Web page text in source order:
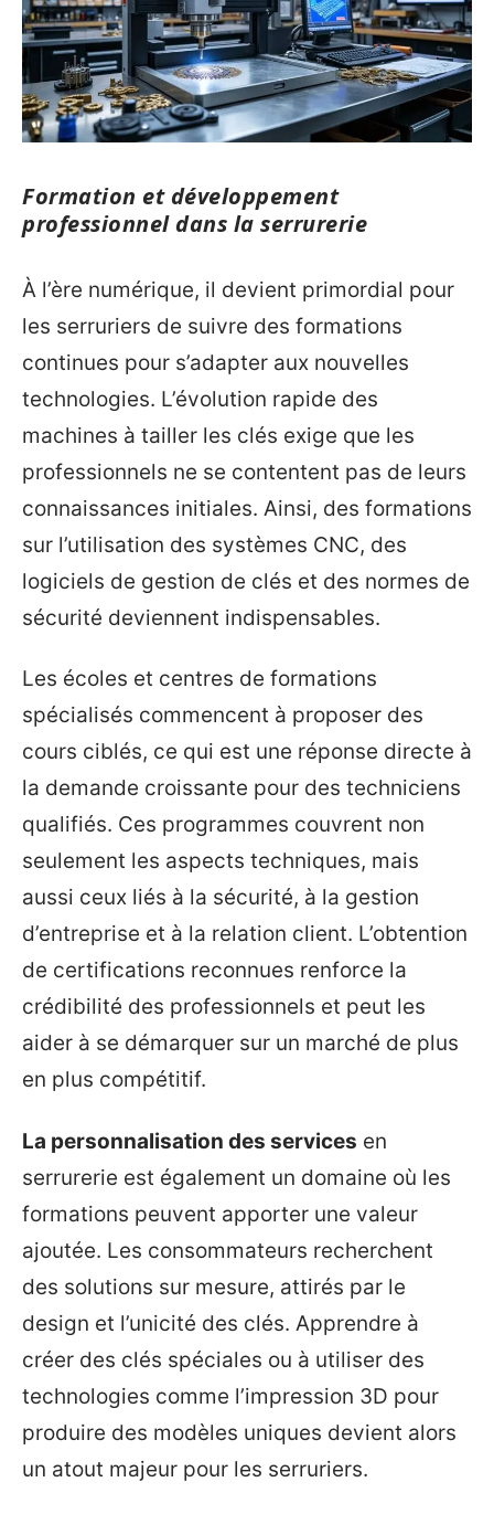
Formation et développement
professionnel dans la serrurerie
À l’ère numérique, il devient primordial pour
les serruriers de suivre des formations
continues pour s’adapter aux nouvelles
technologies. L’évolution rapide des
machines à tailler les clés exige que les
professionnels ne se contentent pas de leurs
connaissances initiales. Ainsi, des formations
sur l’utilisation des systèmes CNC, des
logiciels de gestion de clés et des normes de
sécurité deviennent indispensables.
Les écoles et centres de formations
spécialisés commencent à proposer des
cours ciblés, ce qui est une réponse directe à
la demande croissante pour des techniciens
qualifiés. Ces programmes couvrent non
seulement les aspects techniques, mais
aussi ceux liés à la sécurité, à la gestion
d’entreprise et à la relation client. L’obtention
de certifications reconnues renforce la
crédibilité des professionnels et peut les
aider à se démarquer sur un marché de plus
en plus compétitif.
La personnalisation des services en
serrurerie est également un domaine où les
formations peuvent apporter une valeur
ajoutée. Les consommateurs recherchent
des solutions sur mesure, attirés par le
design et l’unicité des clés. Apprendre à
créer des clés spéciales ou à utiliser des
technologies comme l’impression 3D pour
produire des modèles uniques devient alors
un atout majeur pour les serruriers.